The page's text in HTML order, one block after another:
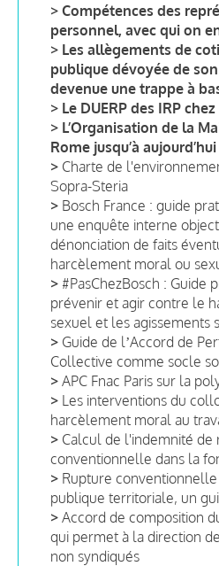
> Compétences des
personnel, avec qui on
> Les allègements de
publique dévoyée de
devenue une trappe à
> Le DUERP des IRP
> L’Organisation de la
Rome jusqu’à aujourd’hui
> Charte de
Sopra-Steria
> Bosch France : guide
une enquête interne
dénonciation de faits
harcèlement moral ou
> #PasChezBosch : Guide
prévenir et agir contre le
sexuel et les agissements
> Guide de lʼAccord de
Collective comme socle
> APC Fnac Paris sur la
> Les interventions du
harcèlement moral au
> Calcul de l'indemnité de
conventionnelle dans la
> Rupture
publique territoriale, un
> Accord de composition
qui permet à la direction
non syndiqués